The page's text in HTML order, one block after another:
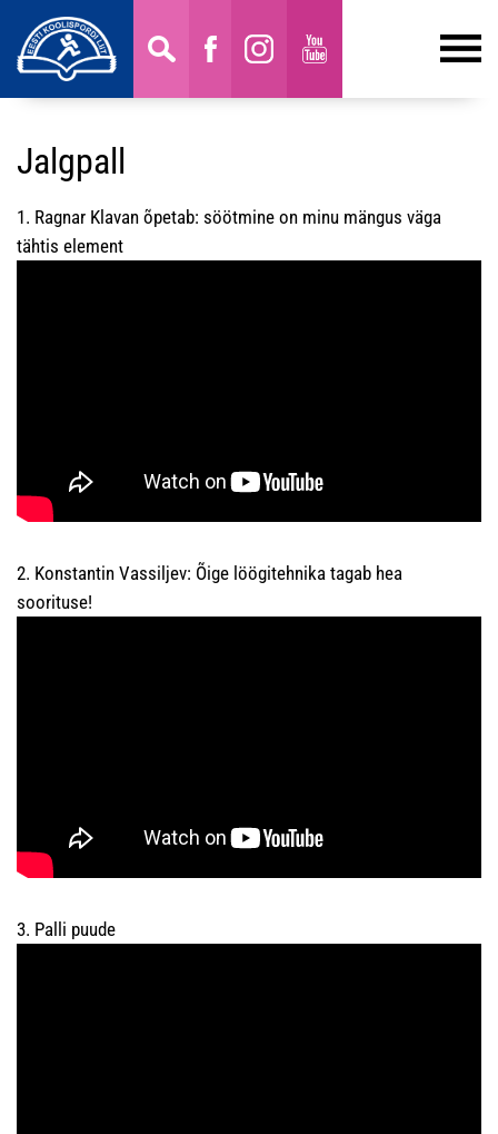
Jalgpall
1. Ragnar Klavan õpetab: söötmine on minu mängus väga
tähtis element
2. Konstantin Vassiljev: Õige löögitehnika tagab hea
soorituse!
3. Palli puude